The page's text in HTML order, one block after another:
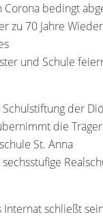
Corona bedingt
zu 70 Jahre
und Schule
der
die
St. Anna
Internat schließt